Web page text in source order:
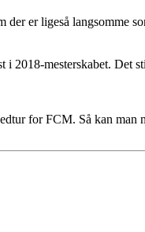
er ligeså langsomme
mesterskabet. Det
for FCM. Så kan man